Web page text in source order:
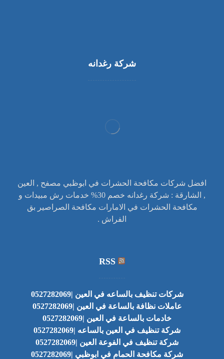
شركة رغدانه
افضل شركات مكافحة الحشرات في ابوظبي مصفح , العين
, الشارقة : شركة رغدانه خصم 30% خدمات رش مبيدات و
مكافحة الحشرات في الامارات مكافحة الصراصير بق
الفراش .
RSS
شركات تنظيف بالساعه في العين |0527282069
عاملات نظافة بالساعة في العين |0527282069
خادمات بالساعة في العين |0527282069
شركة تنظيف في العين بالساعه |0527282069
شركة تنظيف في الفوعة العين |0527282069
شركة مكافحة الحمام في ابوظبي |0527282069